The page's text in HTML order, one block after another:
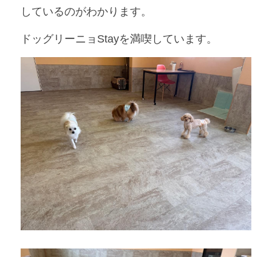
しているのがわかります。
ドッグリーニョStayを満喫しています。